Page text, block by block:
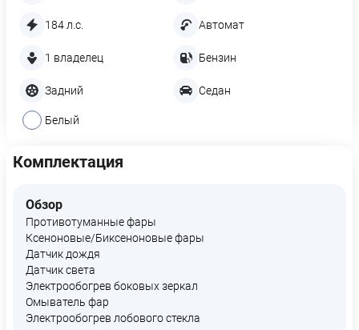
184 л.с. Автомат
1 владелец Бензин
Задний Седан
Белый
Комплектация
Обзор
Противотуманные фары
Ксеноновые/Биксеноновые фары
Датчик дождя
Датчик света
Электрообогрев боковых зеркал
Омыватель фар
Электрообогрев лобового стекла